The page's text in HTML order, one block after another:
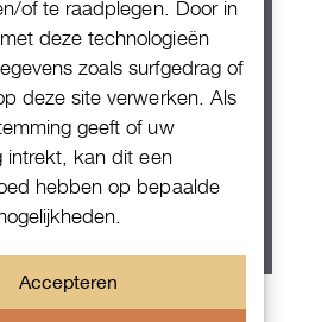
of te raadplegen. Door in
deze technologieën
zoals surfgedrag of
deze site verwerken. Als
geeft of uw
intrekt, kan dit een
hebben op bepaalde
Accepteren
Perpetual 36